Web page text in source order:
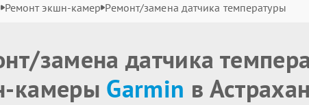
Ремонт экшн-камер Ремонт/замена датчика температуры
замена датчика
камеры Garmin в